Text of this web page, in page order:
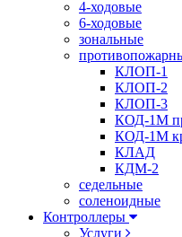
4-ходовые
6-ходовые
зональные
КЛОП-1
КЛОП-2
КЛОП-3
КОД-1М
КОД-1М
КЛАД
КДМ-2
седельные
соленоидные
Контроллеры
Услуги